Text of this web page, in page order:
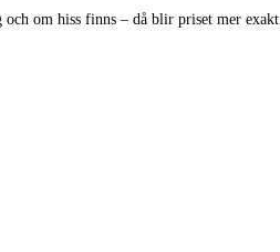
om hiss finns – då blir priset mer exakt.